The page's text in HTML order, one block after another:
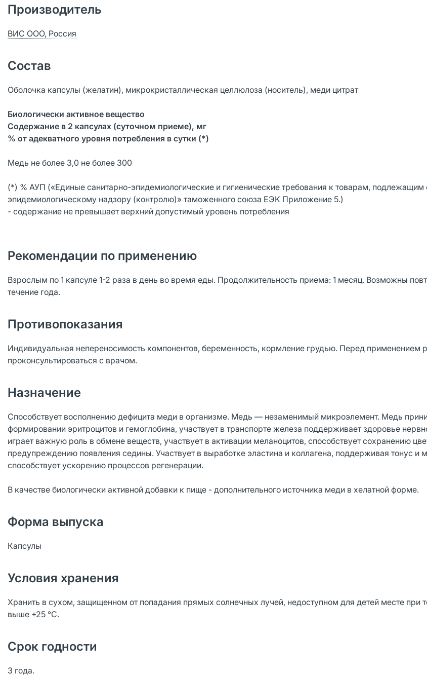
Производитель
ВИС ООО, Россия
Состав
Оболочка капсулы (желатин), микрокристаллическая целлюлоза (носитель), меди цитрат
Биологически активное вещество
Содержание в 2 капсулах (суточном приеме), мг
% от адекватного уровня потребления в сутки (*)
Медь не более 3,0 не более 300
(*) % АУП («Единые санитарно-эпидемиологические и гигиенические требования к товарам, подлежащим
эпидемиологическому надзору (контролю)» таможенного союза ЕЭК Приложение 5.)
- содержание не превышает верхний допустимый уровень потребления
Рекомендации по применению
Взрослым по 1 капсуле 1-2 раза в день во время еды. Продолжительность приема: 1 месяц. Возможны
течение года.
Противопоказания
Индивидуальная непереносимость компонентов, беременность, кормление грудью. Перед применением
проконсультироваться с врачом.
Назначение
Способствует восполнению дефицита меди в организме. Медь — незаменимый микроэлемент. Медь
формировании эритроцитов и гемоглобина, участвует в транспорте железа поддерживает здоровье
играет важную роль в обмене веществ, участвует в активации меланоцитов, способствует сохранению
предупреждению появления седины. Участвует в выработке эластина и коллагена, поддерживая тонус и
способствует ускорению процессов регенерации.
В качестве биологически активной добавки к пище - дополнительного источника меди в хелатной форме.
Форма выпуска
Капсулы
Условия хранения
Хранить в сухом, защищенном от попадания прямых солнечных лучей, недоступном для детей месте при
выше +25 °С.
Срок годности
3 года.